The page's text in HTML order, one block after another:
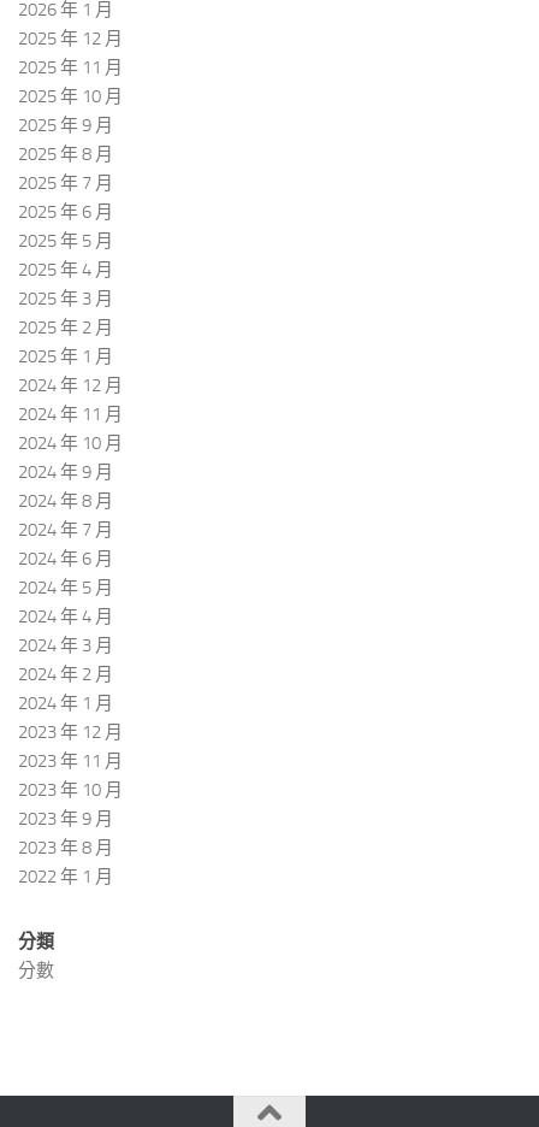
2026 年 1 月
2025 年 12 月
2025 年 11 月
2025 年 10 月
2025 年 9 月
2025 年 8 月
2025 年 7 月
2025 年 6 月
2025 年 5 月
2025 年 4 月
2025 年 3 月
2025 年 2 月
2025 年 1 月
2024 年 12 月
2024 年 11 月
2024 年 10 月
2024 年 9 月
2024 年 8 月
2024 年 7 月
2024 年 6 月
2024 年 5 月
2024 年 4 月
2024 年 3 月
2024 年 2 月
2024 年 1 月
2023 年 12 月
2023 年 11 月
2023 年 10 月
2023 年 9 月
2023 年 8 月
2022 年 1 月
分類
分數